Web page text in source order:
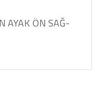
AYAK ÖN SAĞ-